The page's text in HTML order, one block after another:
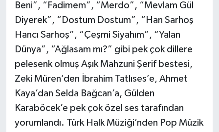
Beni”, “Fadimem”, “Merdo”, “Mevlam Gül
Diyerek”, “Dostum Dostum”, “Han Sarhoş
Hancı Sarhoş”, “Çeşmi Siyahım”, “Yalan
Dünya”, “Ağlasam mı?” gibi pek çok dillere
pelesenk olmuş Aşık Mahzuni Şerif bestesi,
Zeki Müren’den İbrahim Tatlıses’e, Ahmet
Kaya’dan Selda Bağcan’a, Gülden
Karaböcek’e pek çok özel ses tarafından
yorumlandı. Türk Halk Müziği’nden Pop Müzik